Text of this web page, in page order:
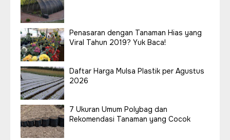
Penasaran dengan Tanaman Hias yang
Viral Tahun 2019? Yuk Baca!
Daftar Harga Mulsa Plastik per Agustus
2026
7 Ukuran Umum Polybag dan
Rekomendasi Tanaman yang Cocok